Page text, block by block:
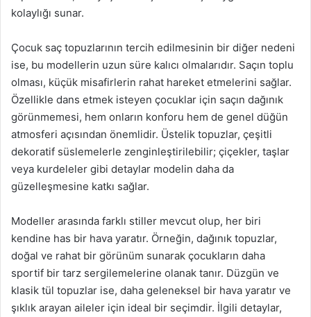
kolaylığı sunar.
Çocuk saç topuzlarının tercih edilmesinin bir diğer nedeni
ise, bu modellerin uzun süre kalıcı olmalarıdır. Saçın toplu
olması, küçük misafirlerin rahat hareket etmelerini sağlar.
Özellikle dans etmek isteyen çocuklar için saçın dağınık
görünmemesi, hem onların konforu hem de genel düğün
atmosferi açısından önemlidir. Üstelik topuzlar, çeşitli
dekoratif süslemelerle zenginleştirilebilir; çiçekler, taşlar
veya kurdeleler gibi detaylar modelin daha da
güzelleşmesine katkı sağlar.
Modeller arasında farklı stiller mevcut olup, her biri
kendine has bir hava yaratır. Örneğin, dağınık topuzlar,
doğal ve rahat bir görünüm sunarak çocukların daha
sportif bir tarz sergilemelerine olanak tanır. Düzgün ve
klasik tül topuzlar ise, daha geleneksel bir hava yaratır ve
şıklık arayan aileler için ideal bir seçimdir. İlgili detaylar,